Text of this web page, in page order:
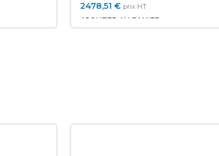
2478,51 € prix HT
AJOUTER AU PANIER